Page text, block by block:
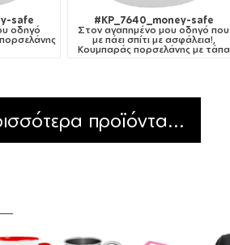
safe
οδηγό
#KP_7640_money-safe
Στον αγαπημένο μου οδηγό που
με πάει σπίτι με ασφάλεια!,
Κουμπαράς πορσελάνης με τάπα
προϊόντα...